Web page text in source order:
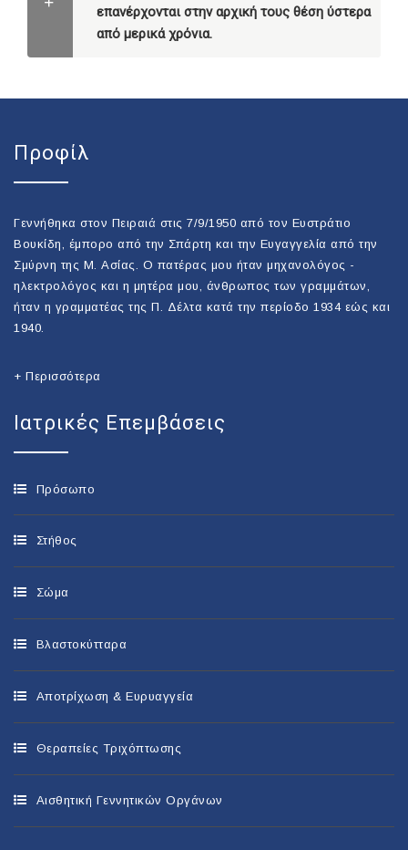
επανέρχονται στην αρχική τους θέση ύστερα
από μερικά χρόνια.
Προφίλ
Γεννήθηκα στον Πειραιά στις 7/9/1950 από τον Ευστράτιο
Βουκίδη, έμπορο από την Σπάρτη και την Ευγαγγελία από την
Σμύρνη της Μ. Ασίας. Ο πατέρας μου ήταν μηχανολόγος -
ηλεκτρολόγος και η μητέρα μου, άνθρωπος των γραμμάτων,
ήταν η γραμματέας της Π. Δέλτα κατά την περίοδο 1934 εώς και
1940.
+ Περισσότερα
Ιατρικές Επεμβάσεις
Πρόσωπο
Στήθος
Σώμα
Βλαστοκύτταρα
Αποτρίχωση & Ευρυαγγεία
Θεραπείες Τριχόπτωσης
Αισθητική Γεννητικών Οργάνων